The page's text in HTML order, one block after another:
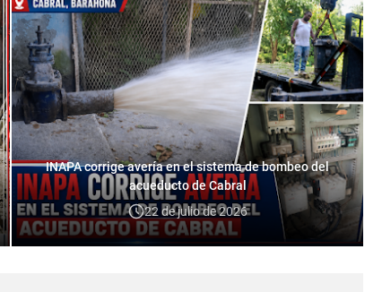
INAPA corrige avería en el sistema de bombeo del
acueducto de Cabral
22 de julio de 2026